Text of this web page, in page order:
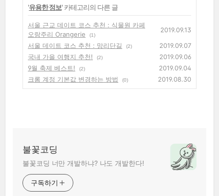
'유용한 정보' 카테고리의 다른 글
서울 근교 데이트 코스 추천 : 식물원 카페
오랑주리 Orangerie
(1)
2019.09.13
서울 데이트 코스 추천 : 망리단길
(2)
2019.09.07
국내 가을 여행지 추천!
(2)
2019.09.06
9월 축제 베스트!
(2)
2019.09.04
크롬 계정 기본값 변경하는 방법
(0) 2019.08.30
불꽃코딩
불꽃코딩 너만 개발하냐? 나도 개발한다!
구독하기